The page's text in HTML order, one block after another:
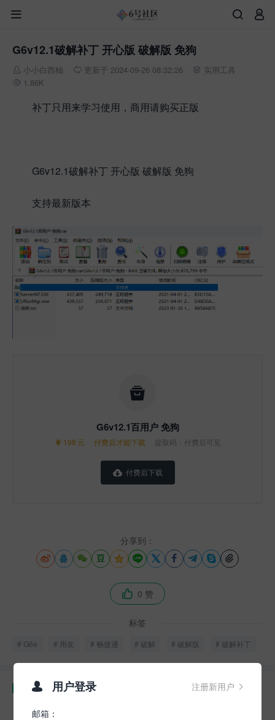



G6v12.1破解补丁 开心版 破解版 免狗
 小小白西柚  更新于 2024-09-26 08:32:26  实用工具
 1.86K
补丁只用来学习使用，商用请购买正版
G6v12.1破解补丁 开心版 破解版 免狗
支持最新版本

G6v12.1百用户 免狗
 198 元 付费后才能下载 提取码：付费后可见
付费后下载
分享到：
          
 0 赞
标签
G6e 用友 畅捷通 破解 破解版 破解补丁
相关文章 注册新用户 
 用户登录
邮箱：